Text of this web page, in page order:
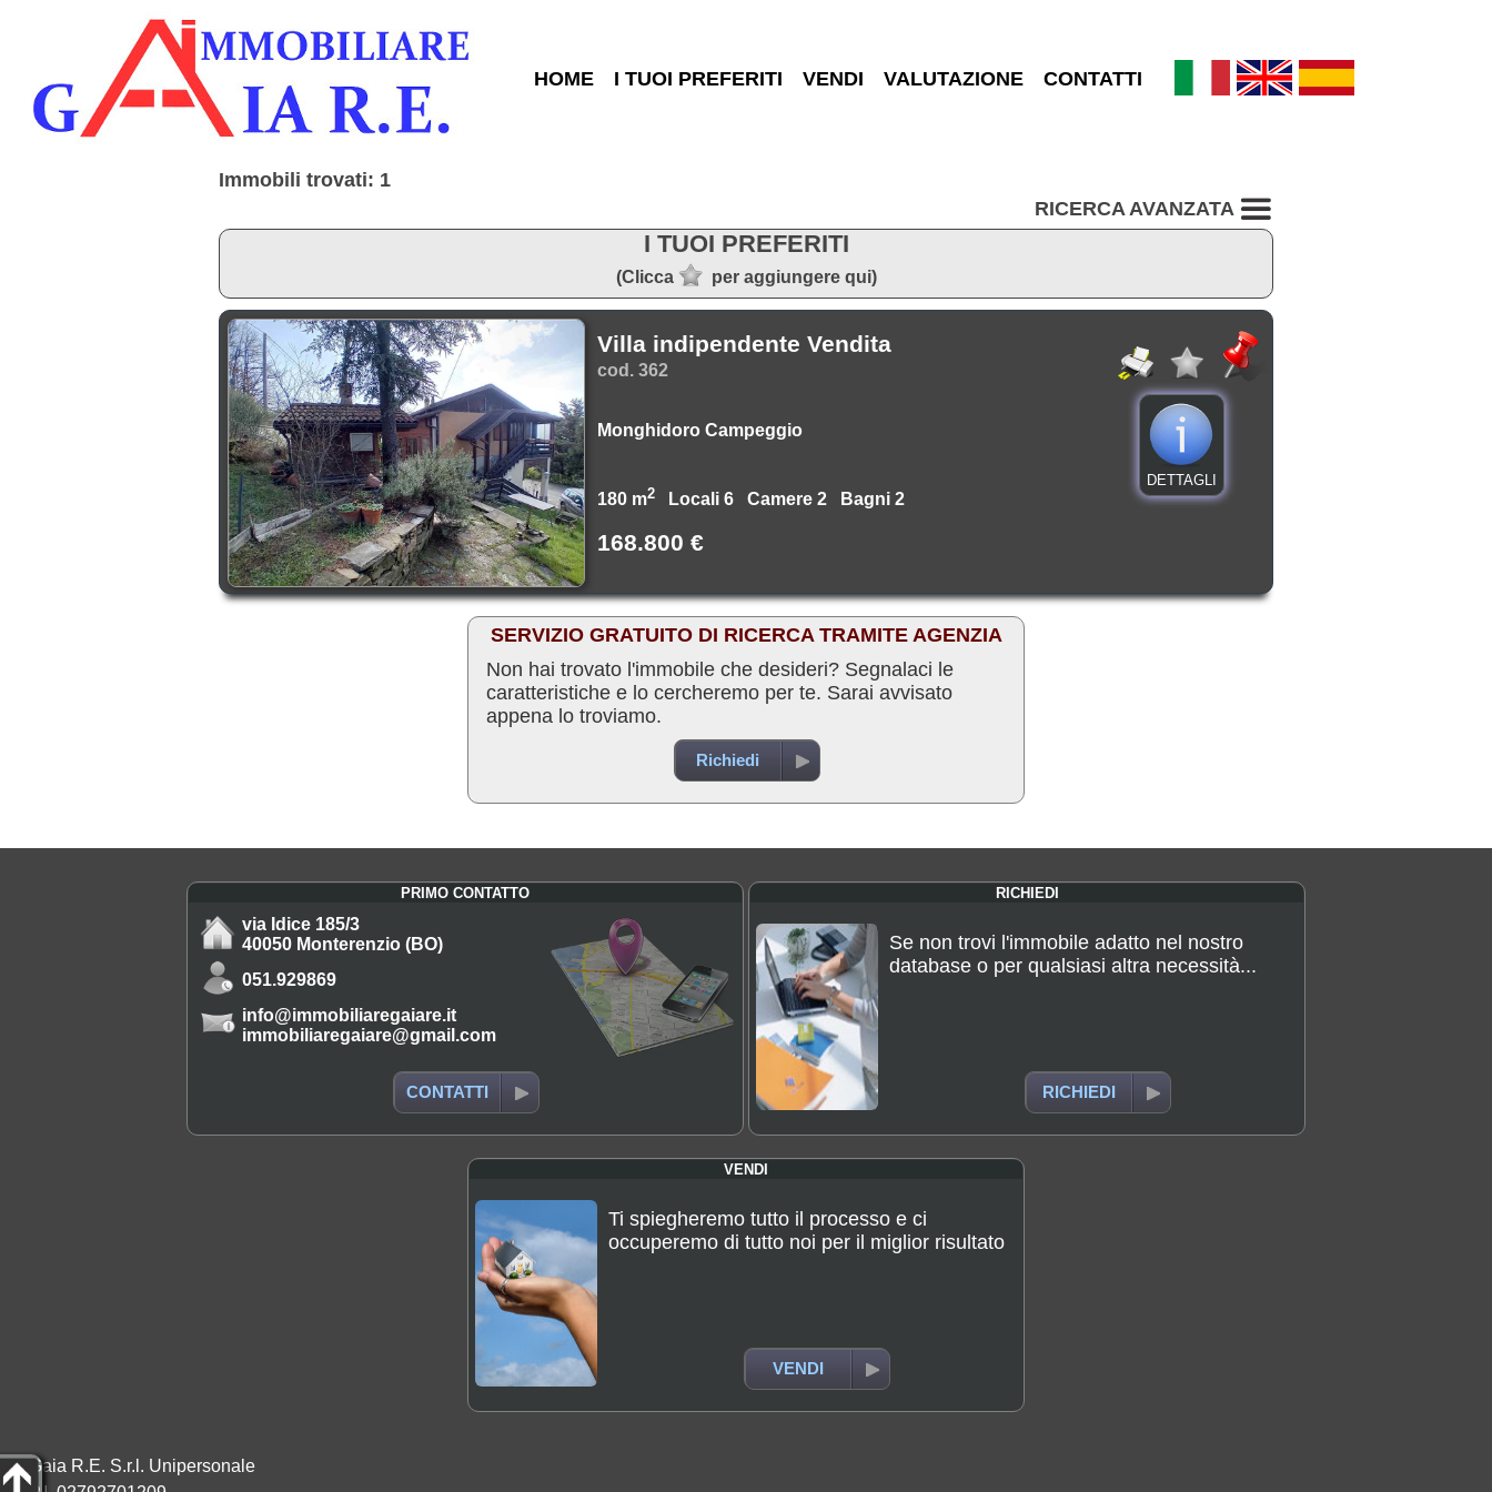
HOME I TUOI PREFERITI VENDI VALUTAZIONE CONTATTI
Immobili trovati: 1
RICERCA AVANZATA
I TUOI PREFERITI
(Clicca per aggiungere qui)
Villa indipendente Vendita
cod. 362
Monghidoro Campeggio
180 m2 Locali 6 Camere 2 Bagni 2
168.800 €
DETTAGLI
SERVIZIO GRATUITO DI RICERCA TRAMITE AGENZIA
Non hai trovato l'immobile che desideri? Segnalaci le
caratteristiche e lo cercheremo per te. Sarai avvisato
appena lo troviamo.
Richiedi
PRIMO CONTATTO
via Idice 185/3
40050 Monterenzio (BO)
051.929869
info@immobiliaregaiare.it
immobiliaregaiare@gmail.com
CONTATTI
RICHIEDI
Se non trovi l'immobile adatto nel nostro
database o per qualsiasi altra necessità...
RICHIEDI
VENDI
Ti spiegheremo tutto il processo e ci
occuperemo di tutto noi per il miglior risultato
VENDI
Gaia R.E. S.r.l. Unipersonale